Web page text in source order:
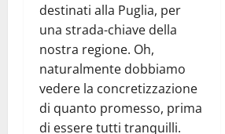
destinati alla Puglia, per
una strada-chiave della
nostra regione. Oh,
naturalmente dobbiamo
vedere la concretizzazione
di quanto promesso, prima
di essere tutti tranquilli.